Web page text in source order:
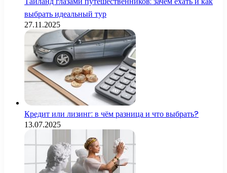
выбрать идеальный тур
27.11.2025
Кредит или лизинг: в чём разница и что выбрать?
13.07.2025